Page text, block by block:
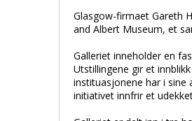
Glasgow-firmaet Gareth
and Albert Museum, et
Galleriet inneholder en
Utstillingene gir et
instituasjonene har i
initiativet innfrir et